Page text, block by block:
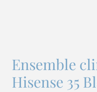
Ensemble
Hisense 35